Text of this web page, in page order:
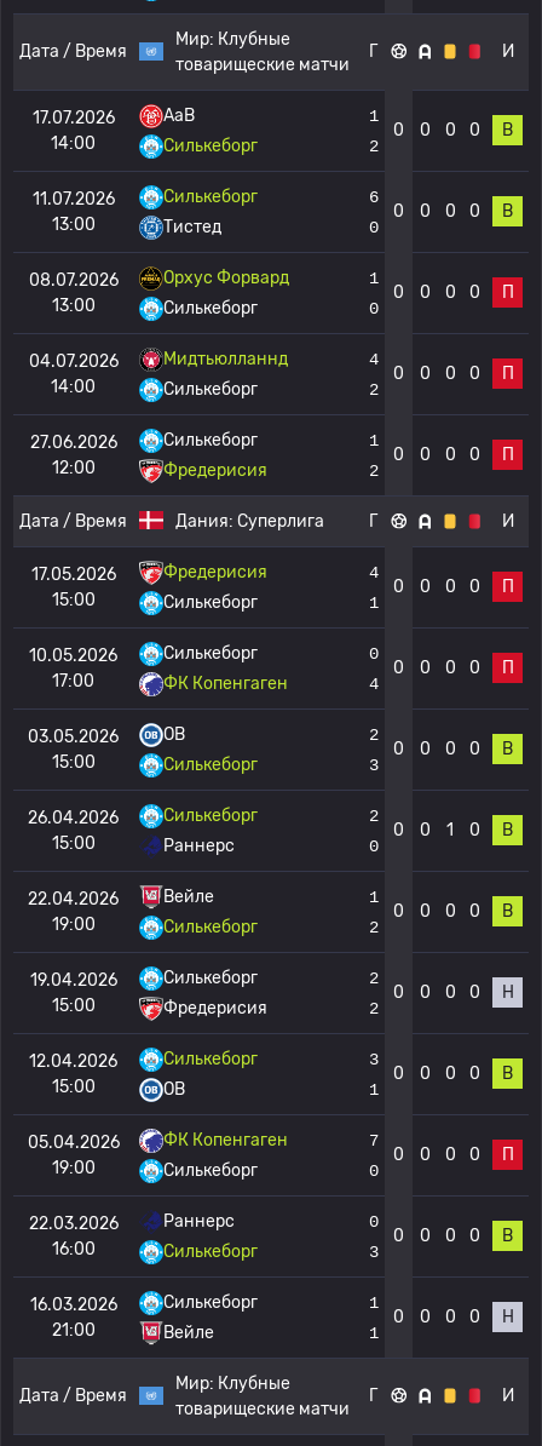
Дата / Время
Мир: Клубные
товарищеские матчи
Г И
17.07.2026
14:00
AaB
Силькеборг
1
2
0 0 0 0 В
11.07.2026
13:00
Силькеборг
Тистед
6
0
0 0 0 0 В
08.07.2026
13:00
Орхус Форвард
Силькеборг
1
0
0 0 0 0 П
04.07.2026
14:00
Мидтьюлланнд
Силькеборг
4
2
0 0 0 0 П
27.06.2026
12:00
Силькеборг
Фредерисия
1
2
0 0 0 0 П
Дата / Время Дания: Суперлига Г И
17.05.2026
15:00
Фредерисия
Силькеборг
4
1
0 0 0 0 П
10.05.2026
17:00
Силькеборг
ФК Копенгаген
0
4
0 0 0 0 П
03.05.2026
15:00
OB
Силькеборг
2
3
0 0 0 0 В
26.04.2026
15:00
Силькеборг
Раннерс
2
0
0 0 1 0 В
22.04.2026
19:00
Вейле
Силькеборг
1
2
0 0 0 0 В
19.04.2026
15:00
Силькеборг
Фредерисия
2
2
0 0 0 0 Н
12.04.2026
15:00
Силькеборг
OB
3
1
0 0 0 0 В
05.04.2026
19:00
ФК Копенгаген
Силькеборг
7
0
0 0 0 0 П
22.03.2026
16:00
Раннерс
Силькеборг
0
3
0 0 0 0 В
16.03.2026
21:00
Силькеборг
Вейле
1
1
0 0 0 0 Н
Дата / Время
Мир: Клубные
товарищеские матчи
Г И